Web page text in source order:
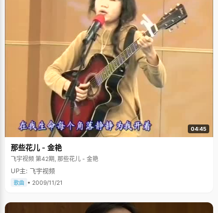
04:45
那些花儿 - 金艳
飞宇视频 第42期, 那些花儿 - 金艳
UP主: 飞宇视频
歌曲 • 2009/11/21